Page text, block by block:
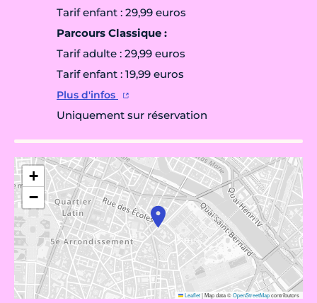
Tarif enfant : 29,99 euros
Parcours Classique :
Tarif adulte : 29,99 euros
Tarif enfant : 19,99 euros
Plus d'infos
Uniquement sur réservation
+
−
Leaflet|Map data ©OpenStreetMapcontributors